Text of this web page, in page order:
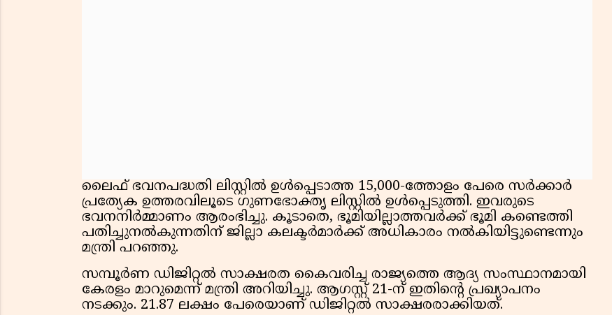
ലൈഫ് ഭവനപദ്ധതി ലിസ്റ്റിൽ ഉൾപ്പെടാത്ത 15,000-ത്തോളം പേരെ സർക്കാർ
പ്രത്യേക ഉത്തരവിലൂടെ ഗുണഭോക്തൃ ലിസ്റ്റിൽ ഉൾപ്പെടുത്തി. ഇവരുടെ
ഭവനനിർമ്മാണം ആരംഭിച്ചു. കൂടാതെ, ഭൂമിയില്ലാത്തവർക്ക് ഭൂമി കണ്ടെത്തി
പതിച്ചുനൽകുന്നതിന് ജില്ലാ കലക്ടർമാർക്ക് അധികാരം നൽകിയിട്ടുണ്ടെന്നും
മന്ത്രി പറഞ്ഞു.
സമ്പൂർണ ഡിജിറ്റൽ സാക്ഷരത കൈവരിച്ച രാജ്യത്തെ ആദ്യ സംസ്ഥാനമായി
കേരളം മാറുമെന്ന് മന്ത്രി അറിയിച്ചു. ആഗസ്റ്റ് 21-ന് ഇതിന്റെ പ്രഖ്യാപനം
നടക്കും. 21.87 ലക്ഷം പേരെയാണ് ഡിജിറ്റൽ സാക്ഷരരാക്കിയത്.